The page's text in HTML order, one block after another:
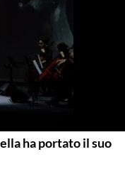
ha portato il suo